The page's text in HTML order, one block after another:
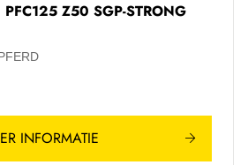
PFC125 Z50 SGP-STRONG
INFORMATIE